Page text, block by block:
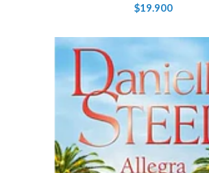
$19.900